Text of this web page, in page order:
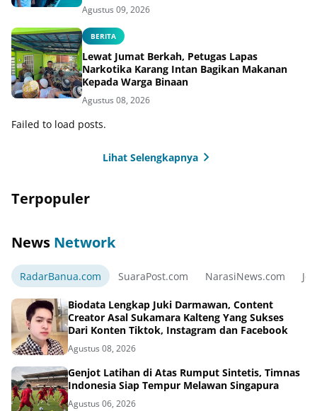
Agustus 09, 2026
BERITA
Lewat Jumat Berkah, Petugas Lapas
Narkotika Karang Intan Bagikan Makanan
Kepada Warga Binaan
Agustus 08, 2026
Failed to load posts.
Lihat Selengkapnya
Terpopuler
News Network
RadarBanua.com SuaraPost.com NarasiNews.com
Biodata Lengkap Juki Darmawan, Content
Creator Asal Sukamara Kalteng Yang Sukses
Dari Konten Tiktok, Instagram dan Facebook
Agustus 08, 2026
Genjot Latihan di Atas Rumput Sintetis, Timnas
Indonesia Siap Tempur Melawan Singapura
Agustus 06, 2026